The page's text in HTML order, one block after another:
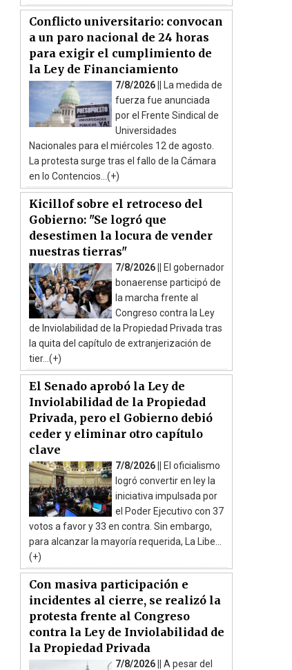
Conflicto universitario: convocan
a un paro nacional de 24 horas
para exigir el cumplimiento de
la Ley de Financiamiento
7/8/2026 ||
La medida de
fuerza fue anunciada
por el Frente Sindical de
Universidades
Nacionales para el miércoles 12 de agosto.
La protesta surge tras el fallo de la Cámara
en lo Contencios...(+)
Kicillof sobre el retroceso del
Gobierno: "Se logró que
desestimen la locura de vender
nuestras tierras"
7/8/2026 ||
El gobernador
bonaerense participó de
la marcha frente al
Congreso contra la Ley
de Inviolabilidad de la Propiedad Privada tras
la quita del capítulo de extranjerización de
tier...(+)
El Senado aprobó la Ley de
Inviolabilidad de la Propiedad
Privada, pero el Gobierno debió
ceder y eliminar otro capítulo
clave
7/8/2026 ||
El oficialismo
logró convertir en ley la
iniciativa impulsada por
el Poder Ejecutivo con 37
votos a favor y 33 en contra. Sin embargo,
para alcanzar la mayoría requerida, La Libe...
(+)
Con masiva participación e
incidentes al cierre, se realizó la
protesta frente al Congreso
contra la Ley de Inviolabilidad de
la Propiedad Privada
7/8/2026 || A pesar del